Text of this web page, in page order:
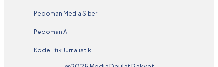
Pedoman Media Siber
Pedoman AI
Kode Etik Jurnalistik